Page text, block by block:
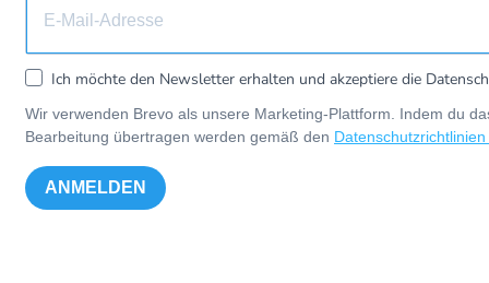
Ich möchte den Newsletter erhalten und akzeptiere die
Wir verwenden Brevo als unsere Marketing-Plattform. Indem du
Bearbeitung übertragen werden gemäß den
ANMELDEN